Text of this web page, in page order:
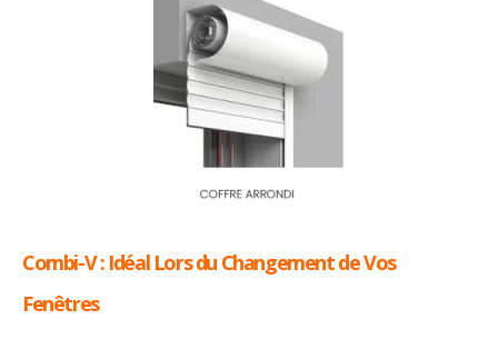
Combi-V : Idéal Lors du Changement de Vos
Fenêtres